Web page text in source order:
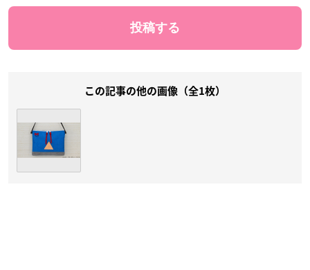
この記事の他の画像（全1枚）